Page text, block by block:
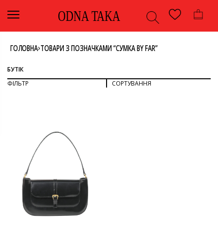
ODNA TAKA
ГОЛОВНА›ТОВАРИ З ПОЗНАЧКАМИ “СУМКА BY FAR”
БУТІК
ФІЛЬТР
СОРТУВАННЯ
ЧОРНИЙ
РОЗМІР
U
БРЕНД